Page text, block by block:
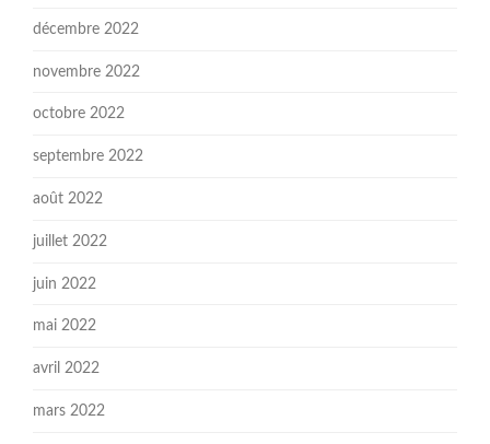
décembre 2022
novembre 2022
octobre 2022
septembre 2022
août 2022
juillet 2022
juin 2022
mai 2022
avril 2022
mars 2022